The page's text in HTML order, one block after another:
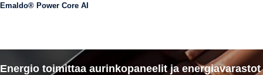
Emaldo® Power Core AI
Energio toimittaa aurinkopaneelit ja energiavarastot